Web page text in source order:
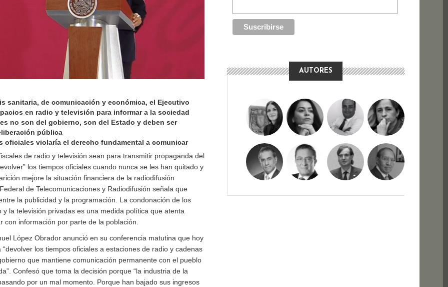
sanitaria, de comunicación y económica, el Ejecutivo
en radio y televisión para informar a la sociedad
no son del gobierno, son del Estado y deben ser
pública
oficiales violaría el derecho fundamental a comunicar
de radio y televisión sean para transmitir propaganda del
los tiempos oficiales cuando nunca se les han quitado y
mejore la situación financiera de la radiodifusión
de Telecomunicaciones y Radiodifusión señala que
la publicidad y la programación. La condonación de los
y la televisión privadas es una medida política que atenta
con información por parte de la población.
López Obrador anunció en su conferencia matutina que hoy
“devolver los tiempos oficiales a estaciones de radio y cadenas
que mantiene comunicación permanente con el pueblo
Confesó que toma la decisión porque “la industria de la
por un mal momento. Porque han bajado sus ingresos
AUTORES